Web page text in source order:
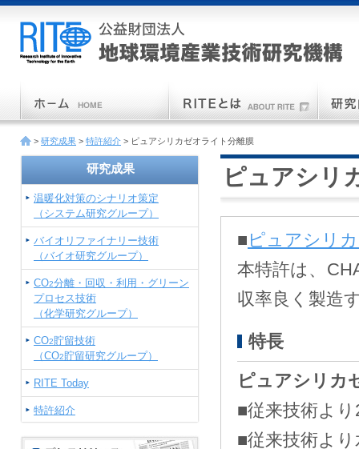
> 研究成果 > 特許紹介 > ピュアシリカゼオライト分離膜
ピュアシリ
■ ピュアシリ
本特許は、
収率良く製造
特長
ピュアシリカ
■従来技術よ
■従来技術よ
研究成果
温暖化対策のシナリオ策定
（システム研究グループ）
バイオリファイナリー技術
（バイオ研究グループ）
CO2分離・回収・利用・グリーン
プロセス技術
（化学研究グループ）
CO2貯留技術
（CO2貯留研究グループ）
RITE Today
特許紹介